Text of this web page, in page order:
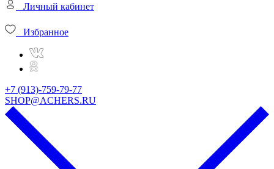
Личный кабинет
Избранное
+7 (913)-759-79-77
SHOP@ACHERS.RU